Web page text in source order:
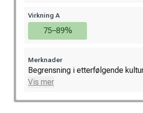
Virkning A
75–89%
Merknader
Begrensning i etterfølgende
Vis mer